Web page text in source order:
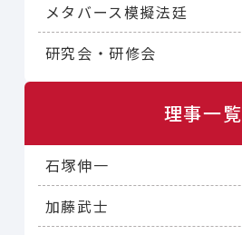
メタバース模擬法廷
研究会・研修会
理事一覧
石塚伸一
加藤武士